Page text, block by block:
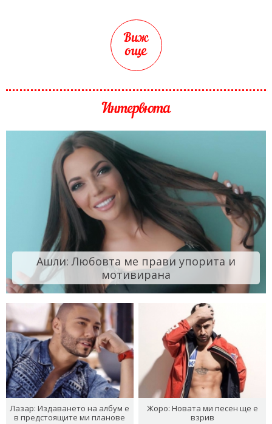
Виж
още
Интервюта
Ашли: Любовта ме прави упорита и
мотивирана
Лазар: Издаването на албум е
в предстоящите ми планове
Жоро: Новата ми песен ще е
взрив